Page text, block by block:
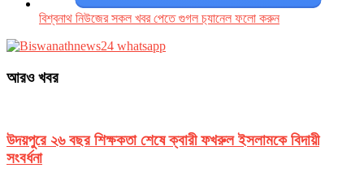
বিশ্বনাথ নিউজের সকল খবর পেতে গুগল চ‌্যানেল ফলো করুন
আরও খবর
উদয়পুরে ২৬ বছর শিক্ষকতা শেষে ক্বারী ফখরুল ইসলামকে বিদায়ী
সংবর্ধনা